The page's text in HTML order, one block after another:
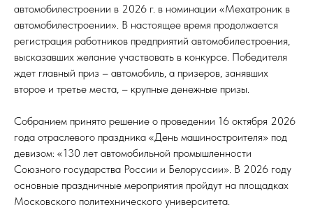
автомобилестроении в 2026 г. в номинации «Мехатроник в
автомобилестроении». В настоящее время продолжается
регистрация работников предприятий автомобилестроения,
высказавших желание участвовать в конкурсе. Победителя
ждет главный приз – автомобиль, а призеров, занявших
второе и третье места, – крупные денежные призы.
Собранием принято решение о проведении 16 октября 2026
года отраслевого праздника «День машиностроителя» под
девизом: «130 лет автомобильной промышленности
Союзного государства России и Белоруссии». В 2026 году
основные праздничные мероприятия пройдут на площадках
Московского политехнического университета.